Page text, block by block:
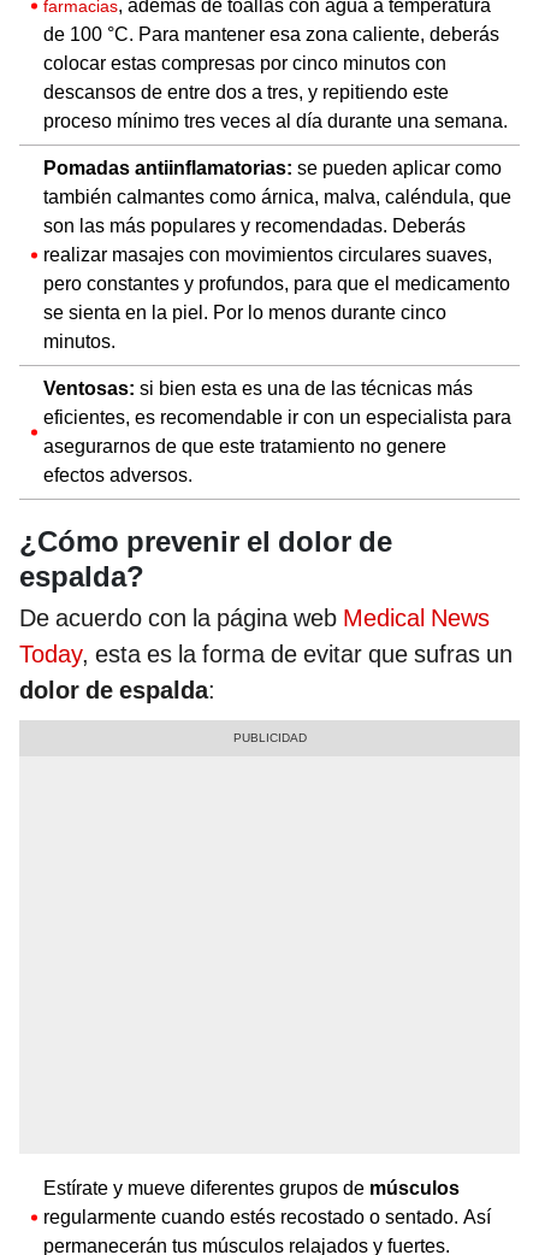
farmacias, además de toallas con agua a temperatura
de 100 °C. Para mantener esa zona caliente, deberás
colocar estas compresas por cinco minutos con
descansos de entre dos a tres, y repitiendo este
proceso mínimo tres veces al día durante una semana.
Pomadas antiinflamatorias: se pueden aplicar como
también calmantes como árnica, malva, caléndula, que
son las más populares y recomendadas. Deberás
realizar masajes con movimientos circulares suaves,
pero constantes y profundos, para que el medicamento
se sienta en la piel. Por lo menos durante cinco
minutos.
Ventosas: si bien esta es una de las técnicas más
eficientes, es recomendable ir con un especialista para
asegurarnos de que este tratamiento no genere
efectos adversos.
¿Cómo prevenir el dolor de
espalda?
De acuerdo con la página web Medical News
Today, esta es la forma de evitar que sufras un
dolor de espalda:
Estírate y mueve diferentes grupos de músculos
regularmente cuando estés recostado o sentado. Así
permanecerán tus músculos relajados y fuertes.